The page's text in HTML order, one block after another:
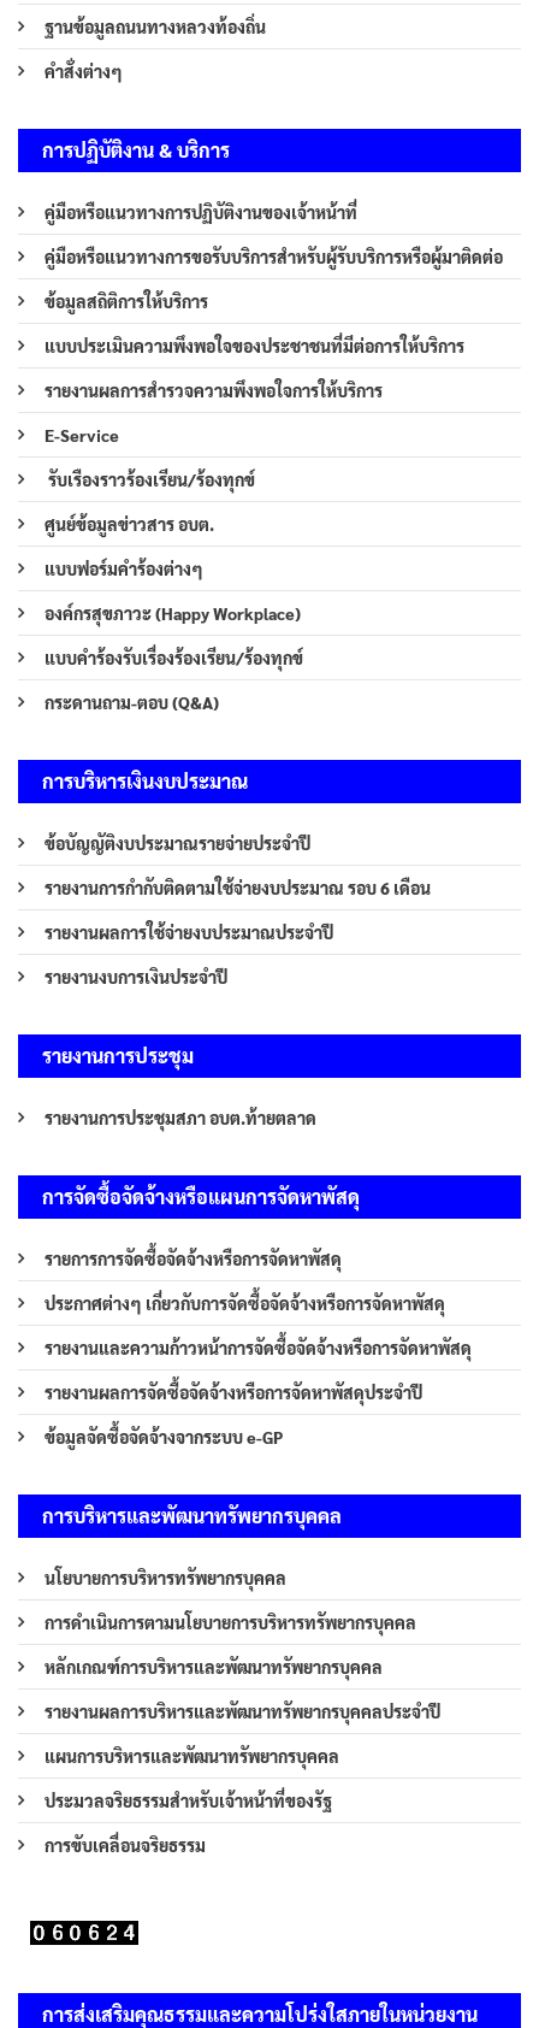
ฐานข้อมูลถนนทางหลวงท้องถิ่น
คำสั่งต่างๆ
การปฏิบัติงาน & บริการ
คู่มือหรือแนวทางการปฏิบัติงานของเจ้าหน้าที่
คู่มือหรือแนวทางการขอรับบริการสำหรับผู้รับบริการหรือผู้มาติดต่อ
ข้อมูลสถิติการให้บริการ
แบบประเมินความพึงพอใจของประชาชนที่มีต่อการให้บริการ
รายงานผลการสำรวจความพึงพอใจการให้บริการ
E-Service
รับเรืองราวร้องเรียน/ร้องทุกข์
ศูนย์ข้อมูลข่าวสาร อบต.
แบบฟอร์มคำร้องต่างๆ
องค์กรสุขภาวะ (Happy Workplace)
แบบคำร้องรับเรื่องร้องเรียน/ร้องทุกข์
กระดานถาม-ตอบ (Q&A)
การบริหารเงินงบประมาณ
ข้อบัญญัติงบประมาณรายจ่ายประจำปี
รายงานการกำกับติดตามใช้จ่ายงบประมาณ รอบ 6 เดือน
รายงานผลการใช้จ่ายงบประมาณประจำปี
รายงานงบการเงินประจำปี
รายงานการประชุม
รายงานการประชุมสภา อบต.ท้ายตลาด
การจัดซื้อจัดจ้างหรือแผนการจัดหาพัสดุ
รายการการจัดซื้อจัดจ้างหรือการจัดหาพัสดุ
ประกาศต่างๆ เกี่ยวกับการจัดซื้อจัดจ้างหรือการจัดหาพัสดุ
รายงานและความก้าวหน้าการจัดซื้อจัดจ้างหรือการจัดหาพัสดุ
รายงานผลการจัดซื้อจัดจ้างหรือการจัดหาพัสดุประจำปี
ข้อมูลจัดซื้อจัดจ้างจากระบบ e-GP
การบริหารและพัฒนาทรัพยากรบุคคล
นโยบายการบริหารทรัพยากรบุคคล
การดำเนินการตามนโยบายการบริหารทรัพยากรบุคคล
หลักเกณฑ์การบริหารและพัฒนาทรัพยากรบุคคล
รายงานผลการบริหารและพัฒนาทรัพยากรบุคคลประจำปี
แผนการบริหารและพัฒนาทรัพยากรบุคคล
ประมวลจริยธรรมสำหรับเจ้าหน้าที่ของรัฐ
การขับเคลื่อนจริยธรรม
การส่งเสริมคุณธรรมและความโปร่งใสภายในหน่วยงาน